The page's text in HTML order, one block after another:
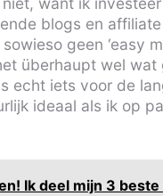
blogs en
geen ‘easy
überhaupt wel wat
echt iets voor de
ideaal als ik op
Ik deel mijn 3 beste